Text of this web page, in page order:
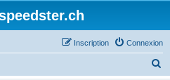
Connexion
Inscription